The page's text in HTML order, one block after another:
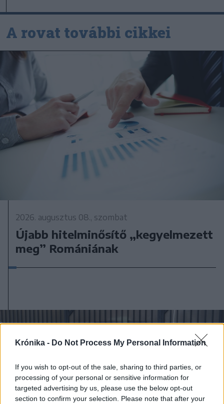
Krónika - Do Not Process My Personal Information
If you wish to opt-out of the sale, sharing to third parties, or
processing of your personal or sensitive information for
targeted advertising by us, please use the below opt-out
section to confirm your selection. Please note that after your
A rovat további cikkei
2026. augusztus 08., szombat
Újabb hitelminősítő „kegyelmezett
meg” Romániának